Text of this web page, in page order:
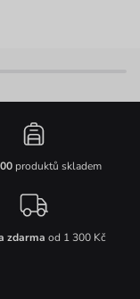
produktů skladem
zdarma od 1 300 Kč